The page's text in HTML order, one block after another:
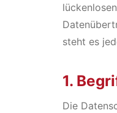
steht es
1.
Die